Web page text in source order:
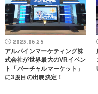
2023.06.25
アルパインマーケティング株
式会社が世界最大のVRイベン
ト「バーチャルマーケット」
に3度目の出展決定！